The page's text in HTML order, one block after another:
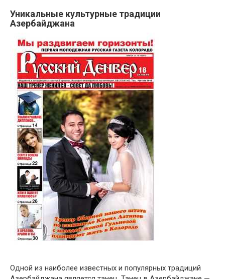
Уникальные культурные традиции
Азербайджана
Одной из наиболее известных и популярных традиций